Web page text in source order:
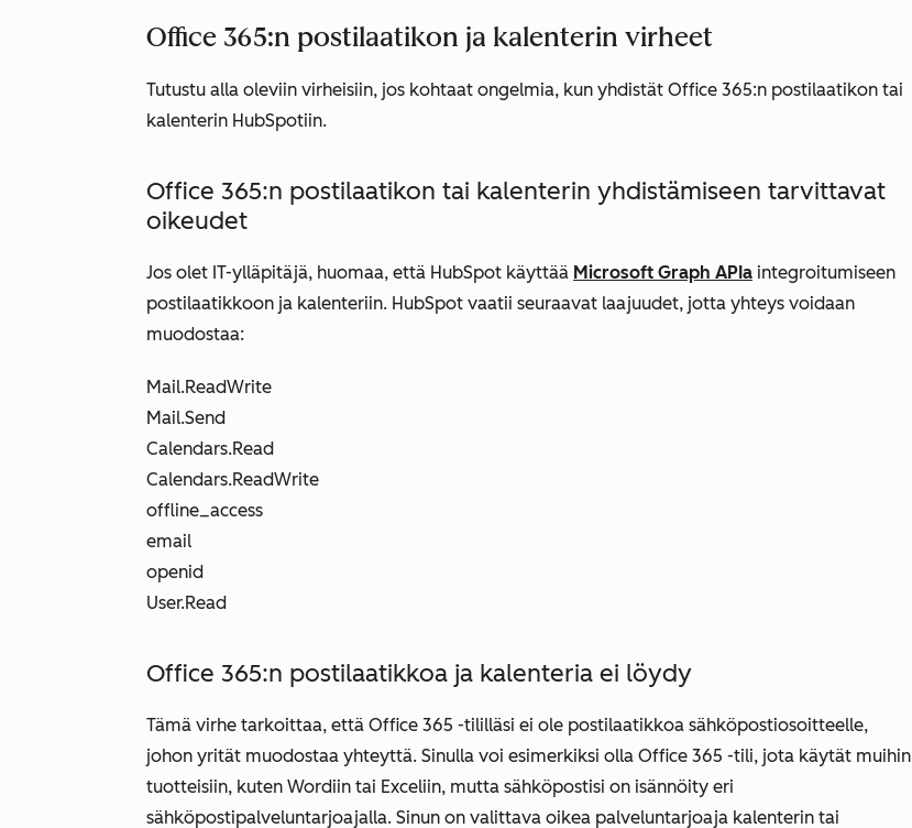
Office 365:n postilaatikon ja kalenterin virheet
Tutustu alla oleviin virheisiin, jos kohtaat ongelmia, kun yhdistät Office 365:n postilaatikon tai
kalenterin HubSpotiin.
Office 365:n postilaatikon tai kalenterin yhdistämiseen tarvittavat
oikeudet
Jos olet IT-ylläpitäjä, huomaa, että HubSpot käyttää Microsoft Graph APIa integroitumiseen
postilaatikkoon ja kalenteriin. HubSpot vaatii seuraavat laajuudet, jotta yhteys voidaan
muodostaa:
Mail.ReadWrite
Mail.Send
Calendars.Read
Calendars.ReadWrite
offline_access
email
openid
User.Read
Office 365:n postilaatikkoa ja kalenteria ei löydy
Tämä virhe tarkoittaa, että Office 365 -tililläsi ei ole postilaatikkoa sähköpostiosoitteelle,
johon yrität muodostaa yhteyttä. Sinulla voi esimerkiksi olla Office 365 -tili, jota käytät muihin
tuotteisiin, kuten Wordiin tai Exceliin, mutta sähköpostisi on isännöity eri
sähköpostipalveluntarjoajalla. Sinun on valittava oikea palveluntarjoaja kalenterin tai